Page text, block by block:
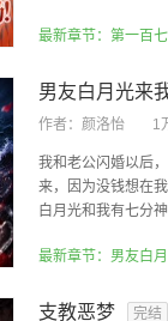
男友白月光来
作者： 颜洛怡 1
我和老公闪婚以后
来，因为没钱想在
白月光和我有七分
最新章节：男友白
支教恶梦
完结